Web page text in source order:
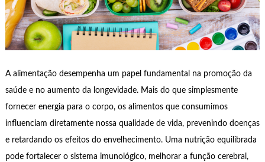
A alimentação desempenha um papel fundamental na promoção da
saúde e no aumento da longevidade. Mais do que simplesmente
fornecer energia para o corpo, os alimentos que consumimos
influenciam diretamente nossa qualidade de vida, prevenindo doenças
e retardando os efeitos do envelhecimento. Uma nutrição equilibrada
pode fortalecer o sistema imunológico, melhorar a função cerebral,